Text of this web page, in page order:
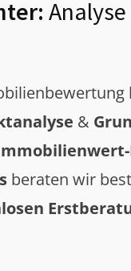
&
beraten wir